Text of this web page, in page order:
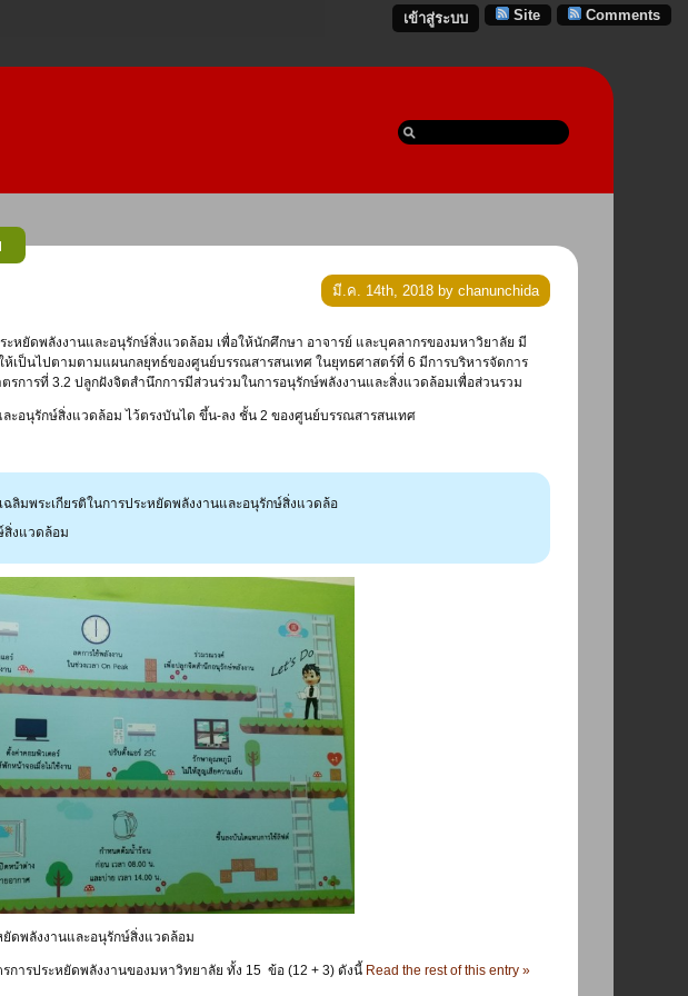
Comments
Site
เข้าสู่ระบบ
มี.ค. 14th, 2018 by chanunchida
หยัดพลังงานและอนุรักษ์สิ่งแวดล้อม เพื่อให้นักศึกษา อาจารย์ และบุคลากรของมหาวิยาลัย มี
เป็นไปตามตามแผนกลยุทธ์ของศูนย์บรรณสารสนเทศ ในยุทธศาสตร์ที่ 6 มีการบริหารจัดการ
การที่ 3.2 ปลูกฝังจิตสำนึกการมีส่วนร่วมในการอนุรักษ์พลังงานและสิ่งแวดล้อมเพื่อส่วนรวม
อนุรักษ์สิ่งแวดล้อม ไว้ตรงบันได ขึ้น-ลง ชั้น 2 ของศูนย์บรรณสารสนเทศ
มพระเกียรติในการประหยัดพลังงานและอนุรักษ์สิ่งแวดล้อ
สิ่งแวดล้อม
ยัดพลังงานและอนุรักษ์สิ่งแวดล้อม
การประหยัดพลังงานของมหาวิทยาลัย ทั้ง 15 ข้อ (12 + 3) ดังนี้ Read the rest of this entry »